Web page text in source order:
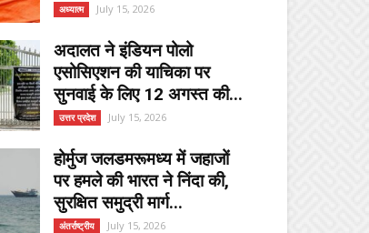
अध्यात्म July 15, 2026
अदालत ने इंडियन पोलो
एसोसिएशन की याचिका पर
सुनवाई के लिए 12 अगस्त की...
उत्तर प्रदेश July 15, 2026
होर्मुज जलडमरूमध्य में जहाजों
पर हमले की भारत ने निंदा की,
सुरक्षित समुद्री मार्ग...
अंतर्राष्ट्रीय July 15, 2026